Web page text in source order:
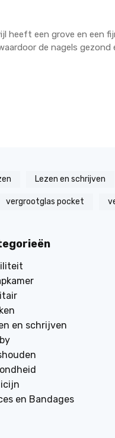
heeft een grove en een
de nagels gezond
Lezen en schrijven
vergrootglas pocket
en schrijven
en Bandages